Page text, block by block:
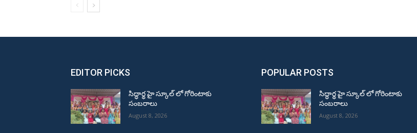
EDITOR PICKS
సిద్ధార్థ హై స్కూల్ లో గోరింటాకు
సంబరాలు
August 8, 2026
POPULAR POSTS
సిద్ధార్థ హై స్కూల్ లో గోరింటాకు
సంబరాలు
August 8, 2026